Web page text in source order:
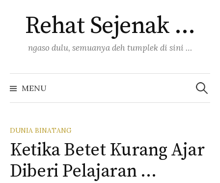
content
Rehat Sejenak …
ngaso dulu, semuanya deh tumplek di sini …
MENU
Search
for:
DUNIA BINATANG
Ketika Betet Kurang Ajar
Diberi Pelajaran …